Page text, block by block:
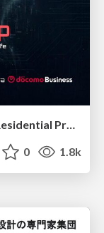
Ghost in the 7‑Zip: The Shadow of Residential Proxies Creeping into Your Life
0 1.8k